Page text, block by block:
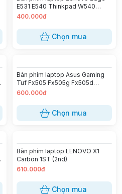
E531 E540 Thinkpad W540
W541 T540P T550 T560 P50s
400.000đ
Chọn mua
Bàn phím laptop Asus Gaming
Tuf Fx505 Fx505g Fx505d
Fx505gd Fx505ge Fx505gm
Đỏ)
600.000đ
Chọn mua
Bàn phím laptop LENOVO X1
Carbon 1ST (2nd)
610.000đ
Chọn mua